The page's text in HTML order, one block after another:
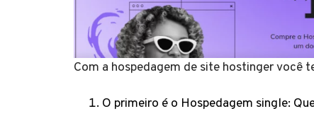
Com a hospedagem de site hostinger você
O primeiro é o Hospedagem single: